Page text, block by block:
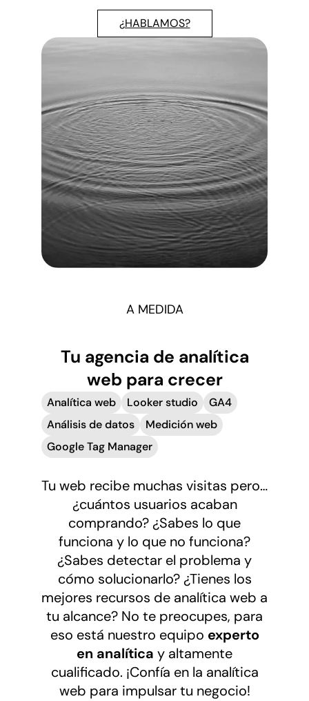
¿HABLAMOS?
A MEDIDA
Tu agencia de analítica
web para crecer
Analítica web Looker studio
GA4
Análisis de datos
Medición web
Google Tag Manager
Tu web recibe muchas visitas pero…
¿cuántos usuarios acaban
comprando? ¿Sabes lo que
funciona y lo que no funciona?
¿Sabes detectar el problema y
cómo solucionarlo? ¿Tienes los
mejores recursos de analítica web a
tu alcance? No te preocupes, para
eso está nuestro equipo experto
en analítica y altamente
cualificado. ¡Confía en la analítica
web para impulsar tu negocio!